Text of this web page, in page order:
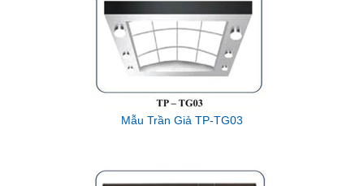
Mẫu Trần Giả TP-TG03